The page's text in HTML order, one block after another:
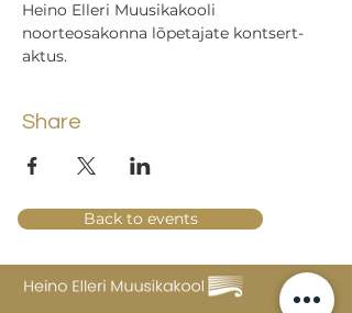
Heino Elleri Muusikakooli
noorteosakonna lõpetajate kontsert-
aktus.
Share
Back to events